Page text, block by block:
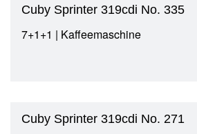
Cuby Sprinter 319cdi No. 335
7+1+1 | Kaffeemaschine
Cuby Sprinter 319cdi No. 271